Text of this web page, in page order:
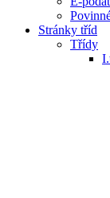
Stránky tříd
Třídy